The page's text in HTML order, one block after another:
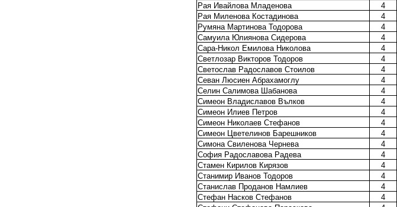
Рая Ивайлова Младенова
4
Рая Миленова Костадинова
4
Румяна Мартинова Тодорова
4
Самуила Юлиянова Сидерова
4
Сара-Никол Емилова Николова
4
Светлозар Викторов Тодоров
4
Светослав Радославов Стоилов
4
Севан Люсиен Абрахамоглу
4
Селин Салимова Шабанова
4
Симеон Владиславов Вълков
4
Симеон Илиев Петров
4
Симеон Николаев Стефанов
4
Симеон Цветелинов Барешников
4
Симона Свиленова Чернева
4
София Радославова Радева
4
Стамен Кирилов Кирязов
4
Станимир Иванов Тодоров
4
Станислав Проданов Намлиев
4
Стефан Насков Стефанов
4